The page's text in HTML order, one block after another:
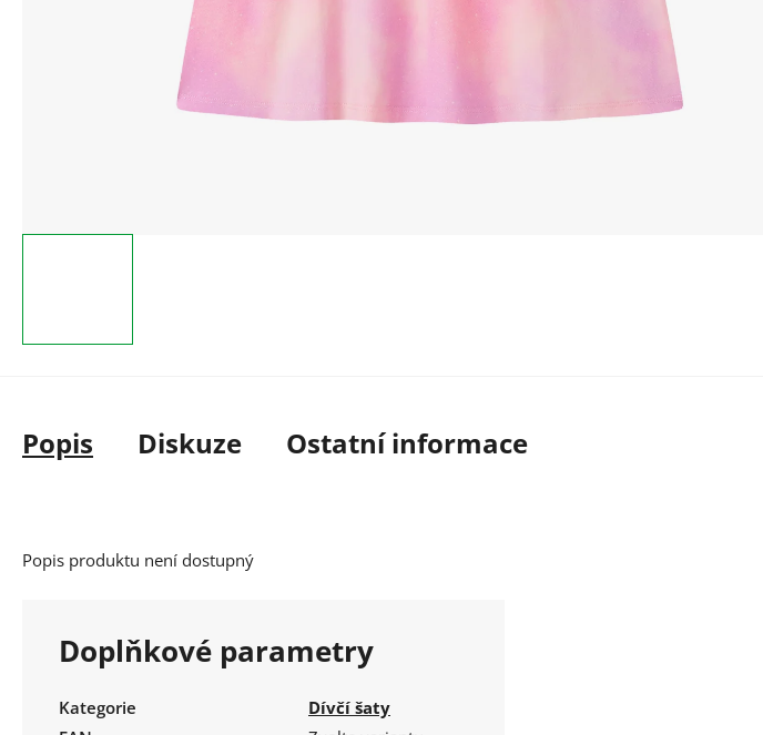
Popis Diskuze Ostatní informace
Popis produktu není dostupný
Doplňkové parametry
Kategorie
Dívčí šaty